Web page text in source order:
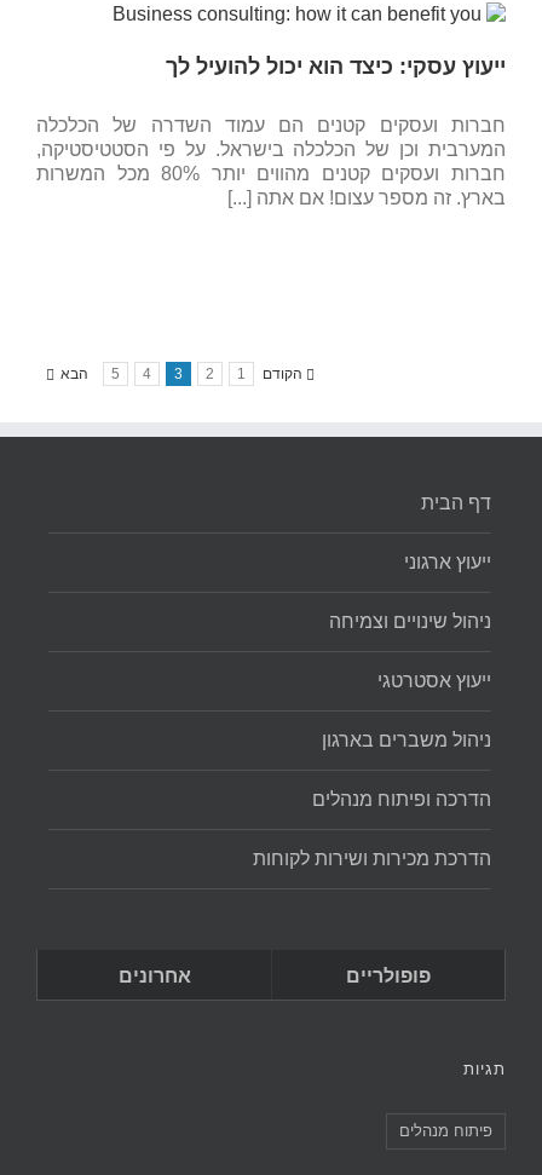
ייעוץ עסקי: כיצד הוא יכול להועיל לך
חברות ועסקים קטנים הם עמוד השדרה של הכלכלה
המערבית וכן של הכלכלה בישראל. על פי הסטטיסטיקה,
חברות ועסקים קטנים מהווים יותר 80% מכל המשרות
בארץ. זה מספר עצום! אם אתה [...]
הקודם 1
2
3
4
5 הבא
דף הבית
ייעוץ ארגוני
ניהול שינויים וצמיחה
ייעוץ אסטרטגי
ניהול משברים בארגון
הדרכה ופיתוח מנהלים
הדרכת מכירות ושירות לקוחות
פופולריים אחרונים
תגיות
פיתוח מנהלים